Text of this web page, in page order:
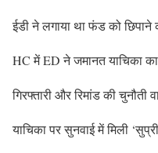
ईडी ने लगाया था फंड को छिपाने
HC में ED ने जमानत याचिका का
गिरफ्तारी और रिमांड की चुनौती
याचिका पर सुनवाई में मिली